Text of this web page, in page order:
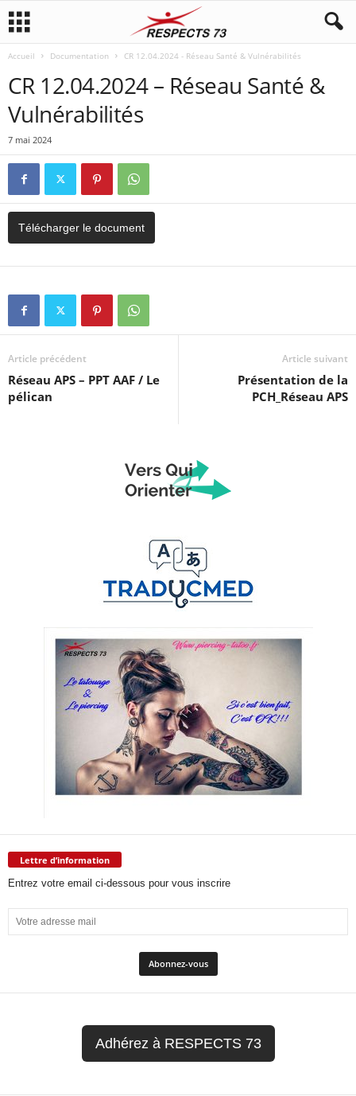
Accueil Documentation CR 12.04.2024 - Réseau Santé & Vulnérabilités
CR 12.04.2024 – Réseau Santé &
Vulnérabilités
7 mai 2024
Télécharger le document
Article précédent
Réseau APS – PPT AAF / Le
pélican
Article suivant
Présentation de la
PCH_Réseau APS
Lettre d’information
Entrez votre email ci-dessous pour vous inscrire
Adhérez à RESPECTS 73